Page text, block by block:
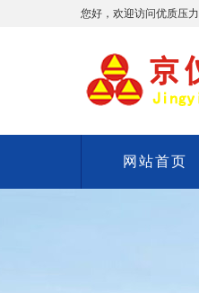
您好，欢迎访问优质压
网站首页